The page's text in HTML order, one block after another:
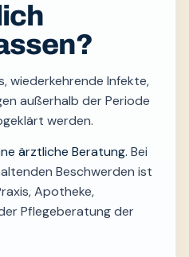
wiederkehrende Infekte,
außerhalb der Periode
werden.
ärztliche Beratung. Bei
Beschwerden ist
Apotheke,
Pflegeberatung der